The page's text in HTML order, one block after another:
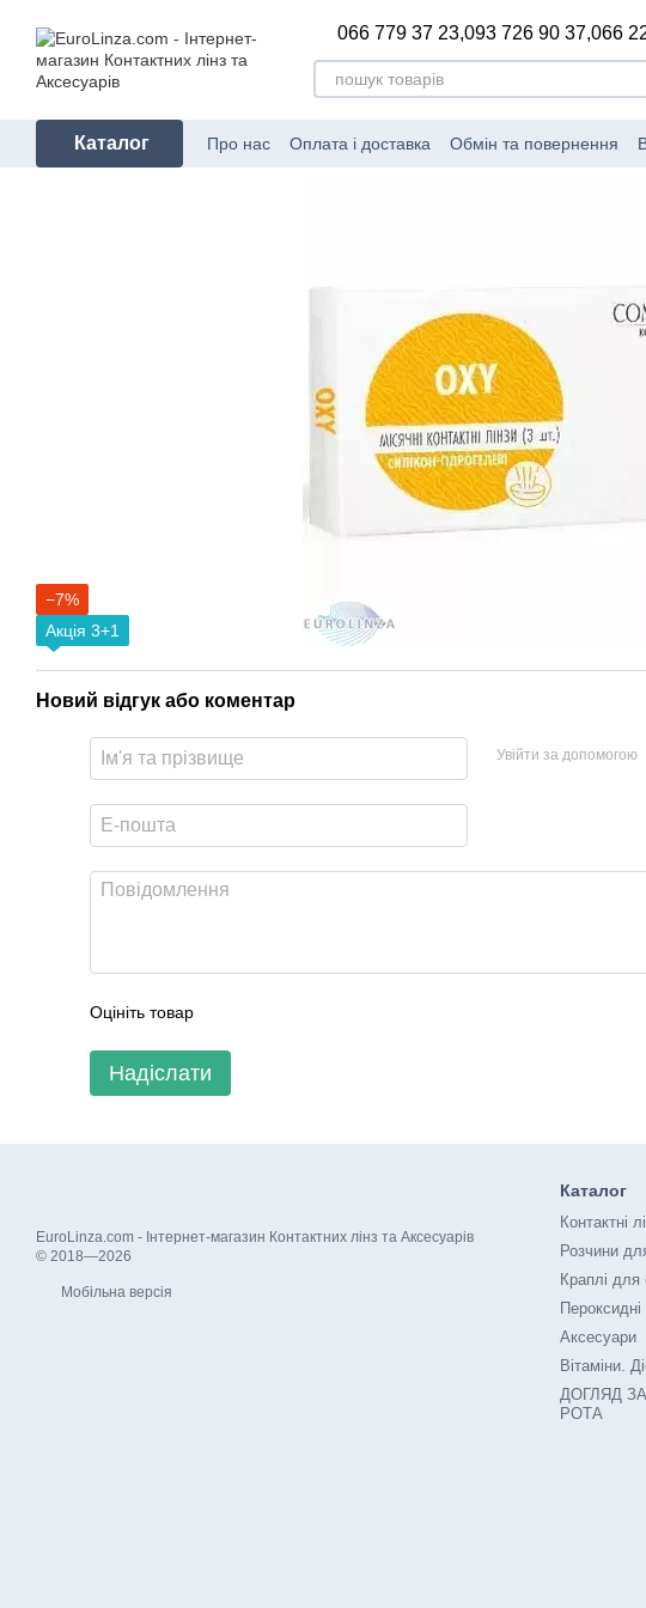
066 779 37 23,093 726 90 37,066
Каталог Про нас Оплата і доставка Обмін та повернення
−7%
Акція 3+1
Новий відгук або коментар
Увійти за допомогою
Оцініть товар
Надіслати
EuroLinza.com - Інтернет-магазин Контактних лінз та Аксесуарів
© 2018—2026
Мобільна версія
Каталог
Контактні
Розчини
Краплі для
Аксесуари
Вітаміни.
ДОГЛЯД
РОТА